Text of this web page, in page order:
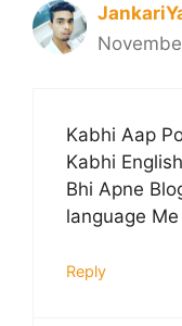
Kabhi Aap
Kabhi
Bhi Apne
language
Reply